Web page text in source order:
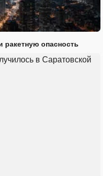
ракетную опасность